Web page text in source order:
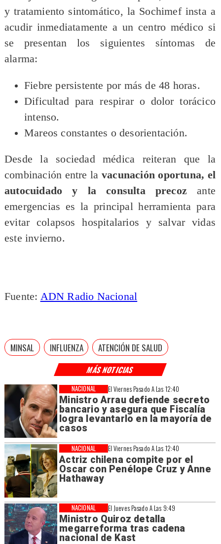
MÁS NOTICIAS
El Viernes Pasado A Las 12:40
Ministro Arrau defiende secreto
bancario y asegura que Fiscalía
logra levantarlo en la mayoría de
casos
NACIONAL
El Viernes Pasado A Las 12:40
Actriz chilena compite por el
Oscar con Penélope Cruz y Anne
Hathaway
NACIONAL
El Jueves Pasado A Las 9:49
Ministro Quiroz detalla
megarreforma tras cadena
nacional de Kast
NACIONAL
y tratamiento sintomático, la Sochimef insta a
acudir inmediatamente a un centro médico si
se presentan los siguientes síntomas de
alarma:
Fiebre persistente por más de 48 horas.
Dificultad para respirar o dolor torácico
intenso.
Mareos constantes o desorientación.
Desde la sociedad médica reiteran que la
combinación entre la vacunación oportuna, el
autocuidado y la consulta precoz ante
emergencias es la principal herramienta para
evitar colapsos hospitalarios y salvar vidas
este invierno.
Fuente: ADN Radio Nacional
MINSAL INFLUENZA ATENCIÓN DE SALUD